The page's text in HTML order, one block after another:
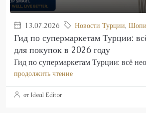
13.07.2026 Новости Турции,
Гид по супермаркетам Турции:
для покупок в 2026 году
Гид по супермаркетам Турции: всё
продолжить чтение
от Ideal Editor